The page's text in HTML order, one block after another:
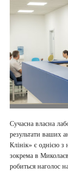
Сучасна власна
результати ваших
Клінік» є однією
зокрема в
робиться наголос